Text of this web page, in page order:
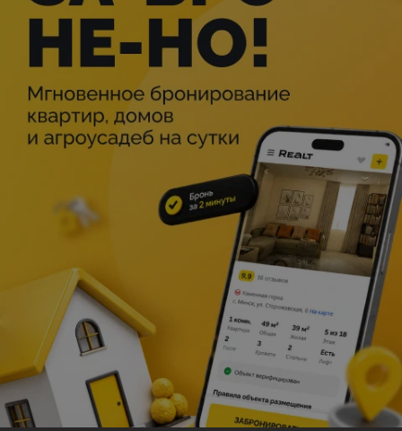
Описание
Ночная концерт-дискотека «Золотой хит» — одна из
ярких традиций фестиваля. В ночь с 17 на 18 июля
главная сцена вновь станет местом встречи поколений:
здесь соберутся артисты, чьи песни десятилетиями
В программе — выступления коллективов и
исполнителей: группы «На-На», «Балаган Лимитед»,
«Дискомафия», «Потехин бенд», «Цветы», Илона
Броневицкая, Алиса Мон, солистка «золотого» состава
группы «Стрелки» Юлия Беретта, ансамбль «Верасы».
Международный колорит вечеру придадут специальные
гости: Oceana и ещё одна мировая звезда, чьё имя будет
объявлено позже.